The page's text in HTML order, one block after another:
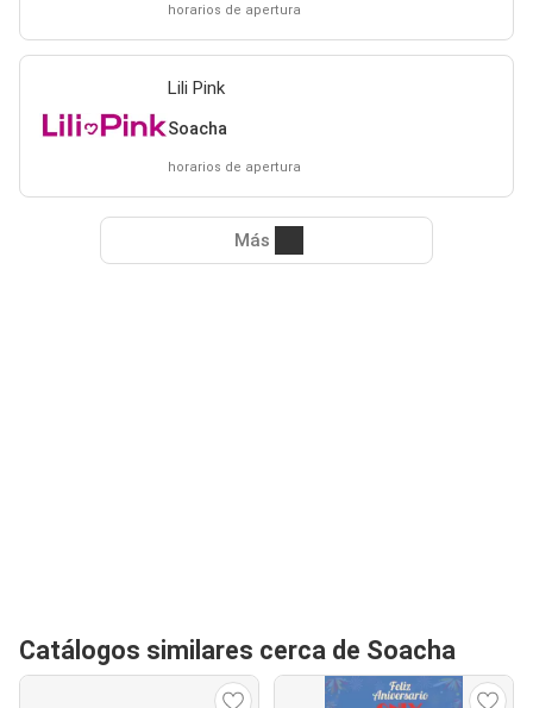
horarios de apertura
Lili Pink
Soacha
horarios de apertura
Más
Catálogos similares cerca de Soacha